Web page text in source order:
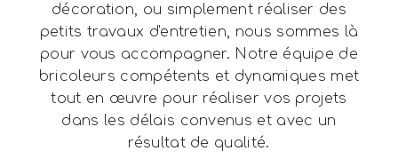
décoration, ou simplement réaliser des
petits travaux d'entretien, nous sommes là
pour vous accompagner. Notre équipe de
bricoleurs compétents et dynamiques met
tout en œuvre pour réaliser vos projets
dans les délais convenus et avec un
résultat de qualité.